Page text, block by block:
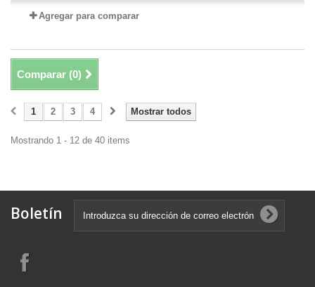
Agregar para comparar
Comparar (0)
Mostrar todos
1 2 3 4
Mostrando 1 - 12 de 40 items
Boletín